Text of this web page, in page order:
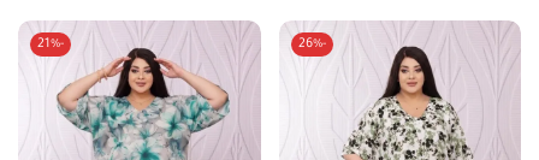
-26%
-21%